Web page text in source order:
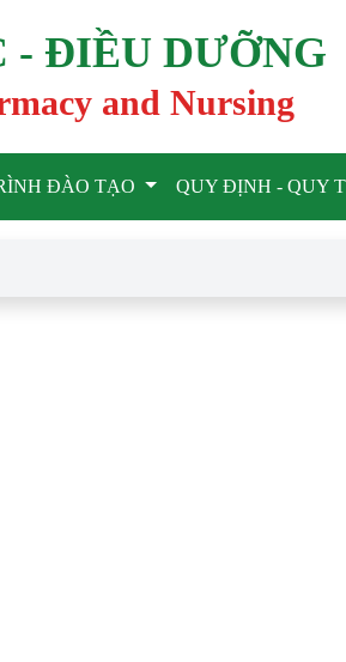
- ĐIỀU DƯỠNG
and Nursing
ĐÀO TẠO QUY ĐỊNH - QUY